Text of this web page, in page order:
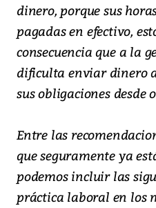
dinero, porque sus
pagadas en efectivo,
consecuencia que a la
dificulta enviar dinero
sus obligaciones desde
Entre las
que seguramente ya
podemos incluir las
práctica laboral en los